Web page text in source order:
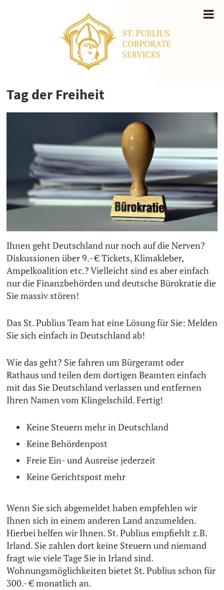
Tag der Freiheit
Ihnen geht Deutschland nur noch auf die Nerven?
Diskussionen über 9.- € Tickets, Klimakleber,
Ampelkoalition etc.? Vielleicht sind es aber einfach
nur die Finanzbehörden und deutsche Bürokratie die
Sie massiv stören!
Das St. Publius Team hat eine Lösung für Sie: Melden
Sie sich einfach in Deutschland ab!
Wie das geht? Sie fahren um Bürgeramt oder
Rathaus und teilen dem dortigen Beamten einfach
mit das Sie Deutschland verlassen und entfernen
Ihren Namen vom Klingelschild. Fertig!
Keine Steuern mehr in Deutschland
Keine Behördenpost
Freie Ein- und Ausreise jederzeit
Keine Gerichtspost mehr
Wenn Sie sich abgemeldet haben empfehlen wir
Ihnen sich in einem anderen Land anzumelden.
Hierbei helfen wir Ihnen. St. Publius empfiehlt z.B.
Irland. Sie zahlen dort keine Steuern und niemand
fragt wie viele Tage Sie in Irland sind.
Wohnungsmöglichkeiten bietet St. Publius schon für
300.- € monatlich an.